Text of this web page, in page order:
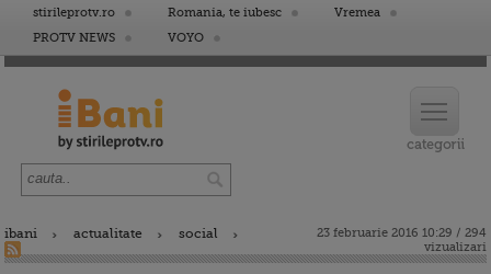
stirileprotv.ro Romania, te iubesc
Vremea
PROTV NEWS
VOYO
ibani actualitate social
23 februarie 2016 10:29 / 294
vizualizari